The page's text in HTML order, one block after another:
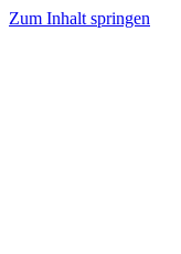
Zum Inhalt springen